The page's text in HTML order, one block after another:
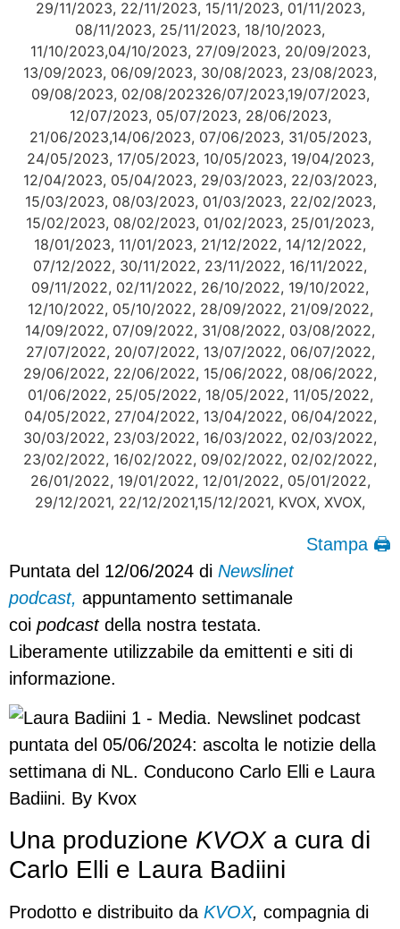
Stampa 🖨
Puntata del 12/06/2024 di Newslinet
podcast, appuntamento settimanale
coi podcastdella nostra testata.
Liberamente utilizzabile da emittenti e siti di
informazione.
Una produzione KVOXa cura di
Carlo Elli e Laura Badiini
Prodotto e distribuito da KVOX, compagnia di